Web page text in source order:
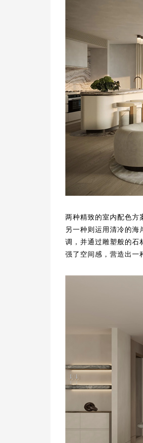
两种精致的室内配色方
另一种则运用清冷的
调，并通过雕塑般的石
强了空间感，营造出一